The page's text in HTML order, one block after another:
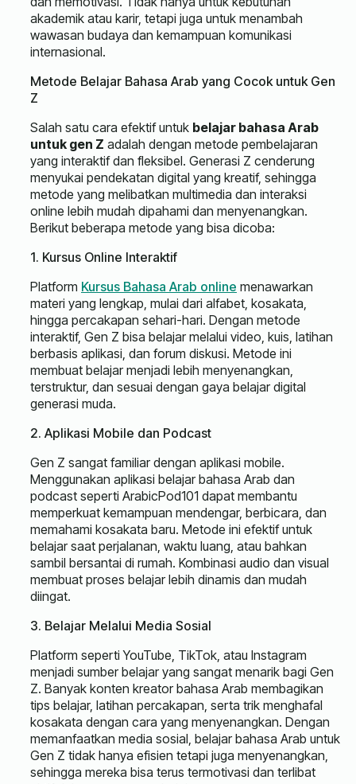
akademik atau karir, tetapi juga untuk menambah
wawasan budaya dan kemampuan komunikasi
internasional.
Metode Belajar Bahasa Arab yang Cocok untuk Gen
Z
Salah satu cara efektif untuk belajar bahasa Arab
untuk gen Z adalah dengan metode pembelajaran
yang interaktif dan fleksibel. Generasi Z cenderung
menyukai pendekatan digital yang kreatif, sehingga
metode yang melibatkan multimedia dan interaksi
online lebih mudah dipahami dan menyenangkan.
Berikut beberapa metode yang bisa dicoba:
1. Kursus Online Interaktif
Platform Kursus Bahasa Arab online menawarkan
materi yang lengkap, mulai dari alfabet, kosakata,
hingga percakapan sehari-hari. Dengan metode
interaktif, Gen Z bisa belajar melalui video, kuis, latihan
berbasis aplikasi, dan forum diskusi. Metode ini
membuat belajar menjadi lebih menyenangkan,
terstruktur, dan sesuai dengan gaya belajar digital
generasi muda.
2. Aplikasi Mobile dan Podcast
Gen Z sangat familiar dengan aplikasi mobile.
Menggunakan aplikasi belajar bahasa Arab dan
podcast seperti ArabicPod101 dapat membantu
memperkuat kemampuan mendengar, berbicara, dan
memahami kosakata baru. Metode ini efektif untuk
belajar saat perjalanan, waktu luang, atau bahkan
sambil bersantai di rumah. Kombinasi audio dan visual
membuat proses belajar lebih dinamis dan mudah
diingat.
3. Belajar Melalui Media Sosial
Platform seperti YouTube, TikTok, atau Instagram
menjadi sumber belajar yang sangat menarik bagi Gen
Z. Banyak konten kreator bahasa Arab membagikan
tips belajar, latihan percakapan, serta trik menghafal
kosakata dengan cara yang menyenangkan. Dengan
memanfaatkan media sosial, belajar bahasa Arab untuk
Gen Z tidak hanya efisien tetapi juga menyenangkan,
sehingga mereka bisa terus termotivasi dan terlibat